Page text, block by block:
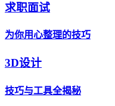
求职面试
为你用心整理的技巧
3D设计
技巧与工具全揭秘